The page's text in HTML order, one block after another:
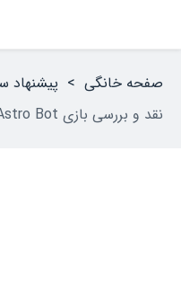
صفحه خانگی > پیشنهاد
نقد و بررسی بازی Astro Bot